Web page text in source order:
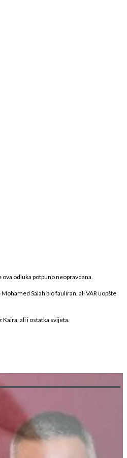
odluka potpuno neopravdana.
Salah bio fauliran, ali VAR uopšte
ali i ostatka svijeta.